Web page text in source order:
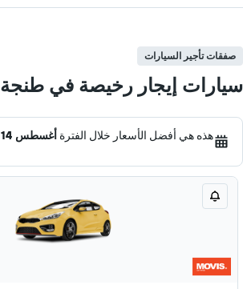
صفقات تأجير السيارات
سيارات إيجار رخيصة في طنجة
هذه هي أفضل الأسعار خلال الفترة أغسطس 14 - 21